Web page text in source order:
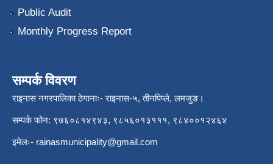
Public Audit
Monthly Progress Report
सम्पर्क विवरण
राइनास नगरपालिका ठेगानाः- राइनास-५, तीनपिप्ले, लमजुङ।
सम्पर्क फोन: ९७६०८१४९४३, ९८५६०१३१११, ९८४००१२४६४
इमेलः- rainasmunicipality@gmail.com